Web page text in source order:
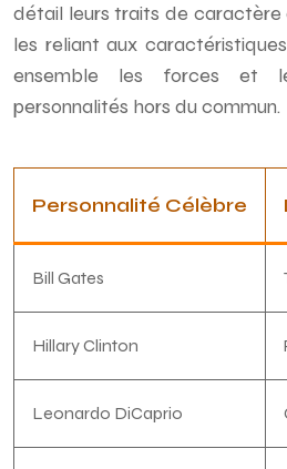
détail leurs traits de caractère
les reliant aux
ensemble les forces et
personnalités hors du commun.
Personnalité Célèbre
Bill Gates
Hillary Clinton
Leonardo DiCaprio